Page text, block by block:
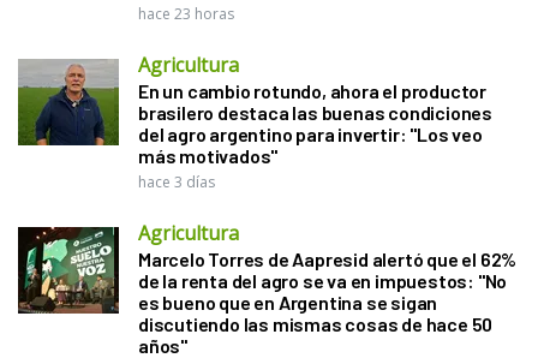
hace 23 horas
Agricultura
En un cambio rotundo, ahora el productor
brasilero destaca las buenas condiciones
del agro argentino para invertir: "Los veo
más motivados"
hace 3 días
Agricultura
Marcelo Torres de Aapresid alertó que el 62%
de la renta del agro se va en impuestos: "No
es bueno que en Argentina se sigan
discutiendo las mismas cosas de hace 50
años"